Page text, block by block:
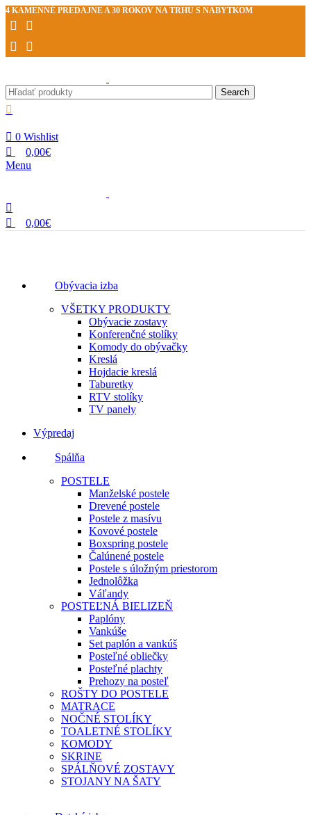
4 KAMENNÉ PREDAJNE A 30 ROKOV NA TRHU S NÁBYTKOM
Search
0 Wishlist
0,00€
Menu
0,00€
Obývacia izba
VŠETKY PRODUKTY
Obývacie zostavy
Konferenčné stolíky
Komody do obývačky
Kreslá
Hojdacie kreslá
Taburetky
RTV stolíky
TV panely
Výpredaj
Spálňa
POSTELE
Manželské postele
Drevené postele
Postele z masívu
Kovové postele
Boxspring postele
Čalúnené postele
Postele s úložným priestorom
Jednolôžka
Váľandy
POSTEĽNÁ BIELIZEŇ
Paplóny
Vankúše
Set paplón a vankúš
Posteľné obliečky
Posteľné plachty
Prehozy na posteľ
ROŠTY DO POSTELE
MATRACE
NOČNÉ STOLÍKY
TOALETNÉ STOLÍKY
KOMODY
SKRINE
SPÁLŇOVÉ ZOSTAVY
STOJANY NA ŠATY